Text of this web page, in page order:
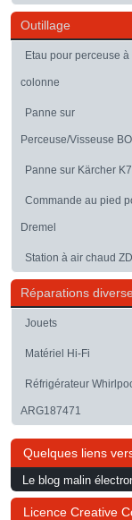
Outillage
Etau pour perceuse à
colonne
Panne sur
Perceuse/Visseuse
Panne sur Kärcher K7
Commande au pied
Dremel
Station à air chaud
Réparations
Jouets
Matériel Hi-Fi
Réfrigérateur
ARG187471
Quelques liens
Le blog malin
Licence Creative